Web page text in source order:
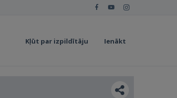
Kļūt par izpildītāju Ienākt